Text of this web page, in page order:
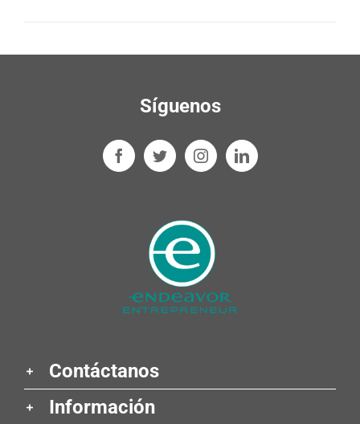
Síguenos
Contáctanos
Información